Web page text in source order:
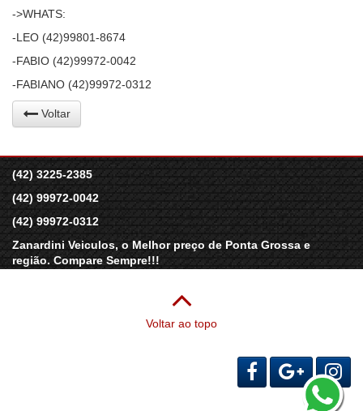
->WHATS:
-LEO (42)99801-8674
-FABIO (42)99972-0042
-FABIANO (42)99972-0312
Voltar
(42) 3225-2385
(42) 99972-0042
(42) 99972-0312
Zanardini Veiculos, o Melhor preço de Ponta Grossa e
região. Compare Sempre!!!
Voltar ao topo
Desenvolvido por